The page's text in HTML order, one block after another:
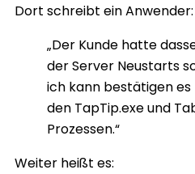
Dort schreibt ein Anwender:
„Der Kunde hatte
der Server Neustarts
ich kann bestätigen
den TapTip.exe und
Prozessen.“
Weiter heißt es: